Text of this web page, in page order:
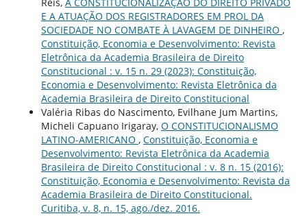
E A ATUAÇÃO DOS REGISTRADORES EM PROL DA
SOCIEDADE NO COMBATE À LAVAGEM DE DINHEIRO ,
Constituição, Economia e Desenvolvimento: Revista
Eletrônica da Academia Brasileira de Direito
Constitucional : v. 15 n. 29 (2023): Constituição,
Economia e Desenvolvimento: Revista Eletrônica da
Academia Brasileira de Direito Constitucional
Valéria Ribas do Nascimento, Evilhane Jum Martins,
Micheli Capuano Irigaray, O CONSTITUCIONALISMO
LATINO-AMERICANO , Constituição, Economia e
Desenvolvimento: Revista Eletrônica da Academia
Brasileira de Direito Constitucional : v. 8 n. 15 (2016):
Constituição, Economia e Desenvolvimento: Revista da
Academia Brasileira de Direito Constitucional.
Curitiba, v. 8, n. 15, ago./dez. 2016.